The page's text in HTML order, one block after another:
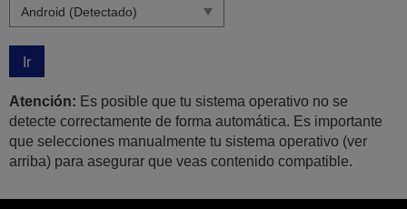
Ir
Atención: Es posible que tu sistema operativo no se
detecte correctamente de forma automática. Es importante
que selecciones manualmente tu sistema operativo (ver
arriba) para asegurar que veas contenido compatible.